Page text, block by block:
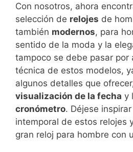
Con nosotros, ahora
selección de relojes de
también modernos, para
sentido de la moda y la
tampoco se debe pasar por
técnica de estos modelos,
algunos detalles que
visualización de la fecha y
cronómetro. Déjese
intemporal de estos relojes
gran reloj para hombre con